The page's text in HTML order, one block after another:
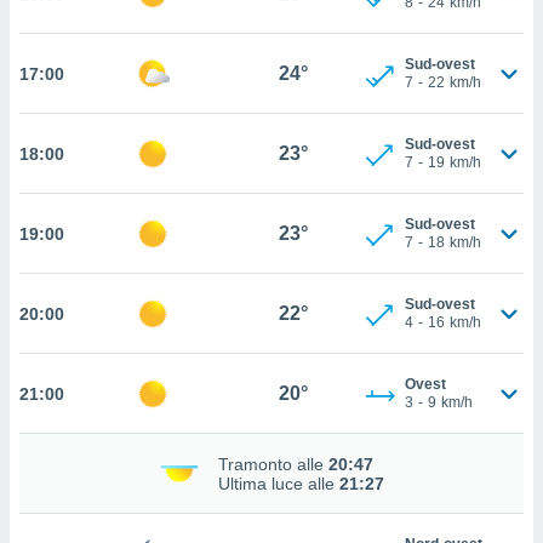
del
ad
17:00 24°
Sud-ovest
7 - 22 km/h
18:00 23°
Sud-ovest
7 - 19 km/h
19:00 23°
Sud-ovest
7 - 18 km/h
20:00 22°
Sud-ovest
4 - 16 km/h
21:00 20°
Ovest
3 - 9 km/h
Tramonto alle 20:47
Ultima luce alle 21:27